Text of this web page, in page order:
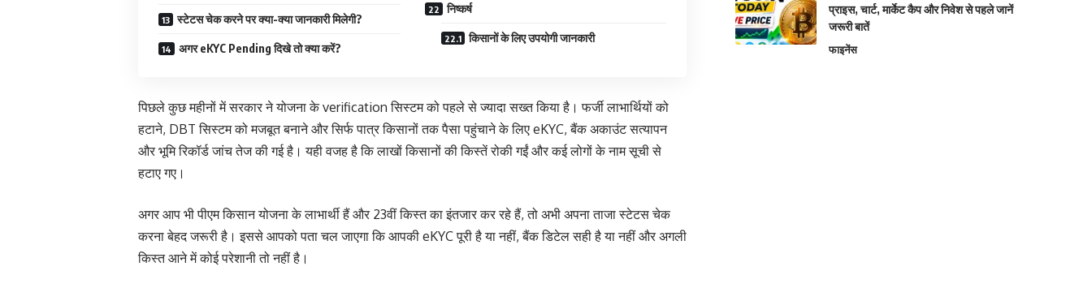
स्टेटस चेक करने पर क्या-क्या जानकारी मिलेगी?
अगर eKYC Pending दिखे तो क्या करें?
निष्कर्ष
किसानों के लिए उपयोगी जानकारी
पिछले कुछ महीनों में सरकार ने योजना के verification सिस्टम को पहले से ज्यादा सख्त किया है। फर्जी लाभार्थियों को
हटाने, DBT सिस्टम को मजबूत बनाने और सिर्फ पात्र किसानों तक पैसा पहुंचाने के लिए eKYC, बैंक अकाउंट सत्यापन
और भूमि रिकॉर्ड जांच तेज की गई है। यही वजह है कि लाखों किसानों की किस्तें रोकी गईं और कई लोगों के नाम सूची से
हटाए गए।
अगर आप भी पीएम किसान योजना के लाभार्थी हैं और 23वीं किस्त का इंतजार कर रहे हैं, तो अभी अपना ताजा स्टेटस चेक
करना बेहद जरूरी है। इससे आपको पता चल जाएगा कि आपकी eKYC पूरी है या नहीं, बैंक डिटेल सही है या नहीं और अगली
किस्त आने में कोई परेशानी तो नहीं है।
प्राइस, चार्ट, मार्केट कैप और निवेश से पहले जानें
जरूरी बातें
फाइनेंस